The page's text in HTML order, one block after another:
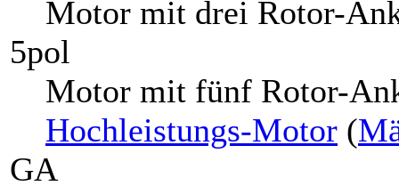
Motor mit drei Rotor-
5pol
Motor mit fünf Rotor-
Hochleistungs-Motor (
GA